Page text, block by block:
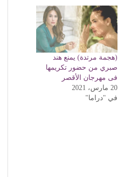
(هجمة مرتدة) يمنع هند
صبري من حضور تكريمها
فى مهرجان الأقصر
20 مارس، 2021
في "دراما"